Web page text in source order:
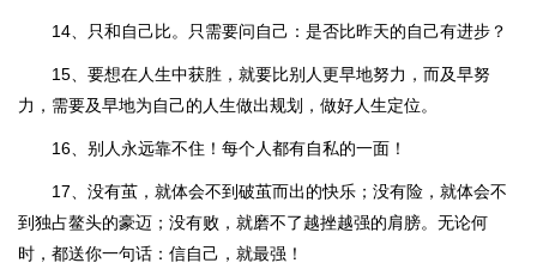
14、只和自己比。只需要问自己：是否比昨天的自己有进步？
15、要想在人生中获胜，就要比别人更早地努力，而及早努
力，需要及早地为自己的人生做出规划，做好人生定位。
16、别人永远靠不住！每个人都有自私的一面！
17、没有茧，就体会不到破茧而出的快乐；没有险，就体会不
到独占鳌头的豪迈；没有败，就磨不了越挫越强的肩膀。无论何
时，都送你一句话：信自己，就最强！